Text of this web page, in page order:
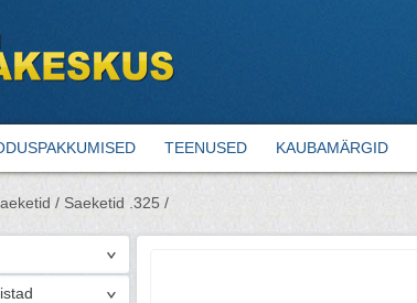
TEENUSED KAUBAMÄRGID
/ Saeketid .325 /